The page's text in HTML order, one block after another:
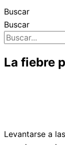
Buscar
Buscar
La fiebre
Levantarse a